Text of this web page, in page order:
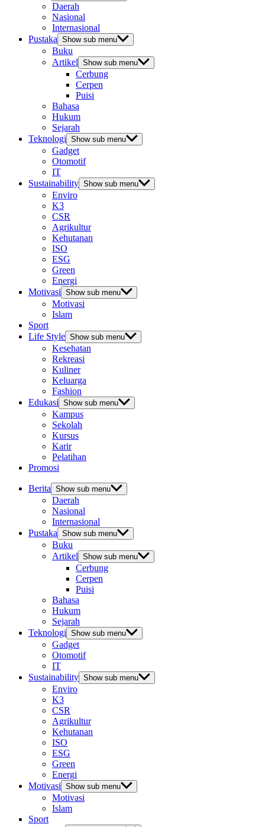
Daerah
Nasional
Internasional
Pustaka Show sub menu
Buku
Artikel Show sub menu
Cerbung
Cerpen
Puisi
Bahasa
Hukum
Sejarah
Teknologi Show sub menu
Gadget
Otomotif
IT
Sustainability Show sub menu
Enviro
K3
CSR
Agrikultur
Kehutanan
ISO
ESG
Green
Energi
Motivasi Show sub menu
Motivasi
Islam
Sport
Life Style Show sub menu
Kesehatan
Rekreasi
Kuliner
Keluarga
Fashion
Edukasi Show sub menu
Kampus
Sekolah
Kursus
Karir
Pelatihan
Promosi
Berita Show sub menu
Daerah
Nasional
Internasional
Pustaka Show sub menu
Buku
Artikel Show sub menu
Cerbung
Cerpen
Puisi
Bahasa
Hukum
Sejarah
Teknologi Show sub menu
Gadget
Otomotif
IT
Sustainability Show sub menu
Enviro
K3
CSR
Agrikultur
Kehutanan
ISO
ESG
Green
Energi
Motivasi Show sub menu
Motivasi
Islam
Sport